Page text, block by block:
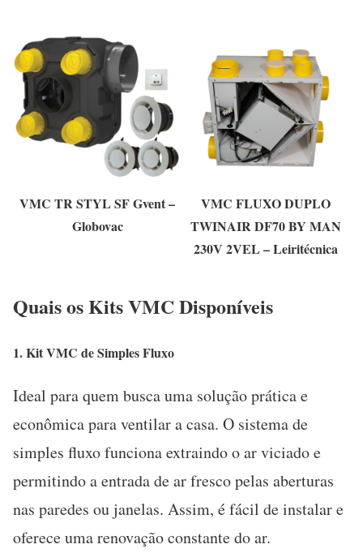
VMC TR STYL SF Gvent –
Globovac
VMC FLUXO DUPLO
TWINAIR DF70 BY MAN
230V 2VEL – Leiritécnica
Quais os Kits VMC Disponíveis
1.Kit VMC de Simples Fluxo
Ideal para quem busca uma solução prática e
econômica para ventilar a casa. O sistema de
simples fluxo funciona extraindo o ar viciado e
permitindo a entrada de ar fresco pelas aberturas
nas paredes ou janelas. Assim, é fácil de instalar e
oferece uma renovação constante do ar.